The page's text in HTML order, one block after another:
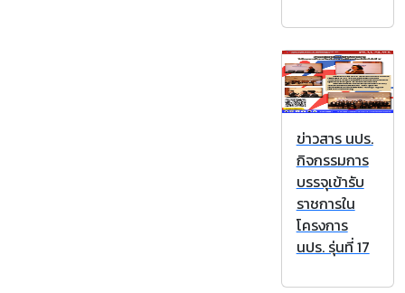
ข่าวสาร นปร.
กิจกรรมการ
บรรจุเข้ารับ
ราชการใน
โครงการ
นปร. รุ่นที่ 17